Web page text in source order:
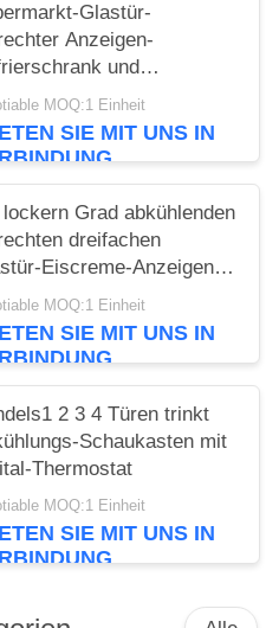
Glastür-
Anzeigen-
und
mit CER
MOQ:1 Einheit
SIE MIT UNS IN
Grad abkühlenden
dreifachen
Eiscreme-Anzeigen-
auf
MOQ:1 Einheit
SIE MIT UNS IN
2 3 4 Türen trinkt
Schaukasten mit
Thermostat
MOQ:1 Einheit
SIE MIT UNS IN